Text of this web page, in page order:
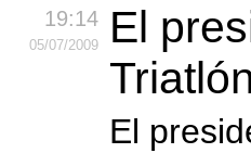
19:14
05/07/2009
El
El